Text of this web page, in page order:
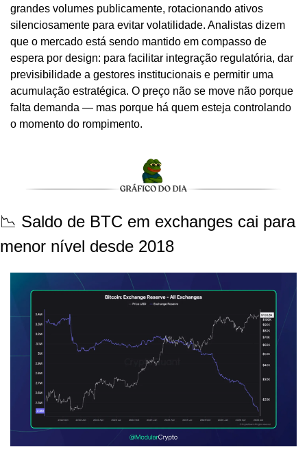
grandes volumes publicamente, rotacionando ativos
silenciosamente para evitar volatilidade. Analistas dizem
que o mercado está sendo mantido em compasso de
espera por design: para facilitar integração regulatória, dar
previsibilidade a gestores institucionais e permitir uma
acumulação estratégica. O preço não se move não porque
falta demanda — mas porque há quem esteja controlando
o momento do rompimento.
📉 Saldo de BTC em exchanges cai para
menor nível desde 2018